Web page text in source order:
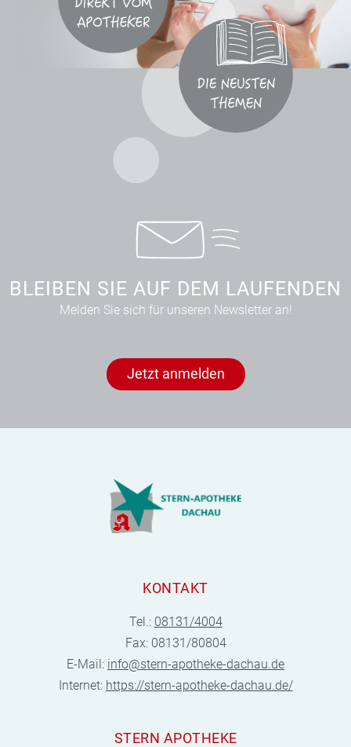
BLEIBEN SIE AUF DEM LAUFENDEN
Melden Sie sich für unseren Newsletter an!
Jetzt anmelden
KONTAKT
Tel.: 08131/4004
Fax: 08131/80804
E-Mail: info@stern-apotheke-dachau.de
Internet: https://stern-apotheke-dachau.de/
STERN APOTHEKE